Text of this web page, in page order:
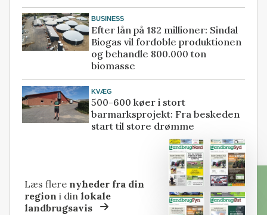
BUSINESS
Efter lån på 182 millioner: Sindal
Biogas vil fordoble produktionen
og behandle 800.000 ton
biomasse
KVÆG
500-600 køer i stort
barmarksprojekt: Fra beskeden
start til store drømme
Læs flere nyheder fra din
region i dinlokale
landbrugsavis